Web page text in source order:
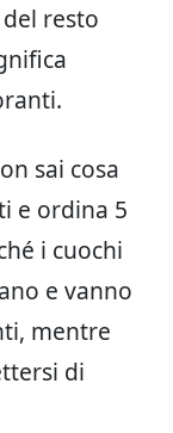
resto
sai cosa
e ordina 5
i cuochi
e vanno
mentre
di